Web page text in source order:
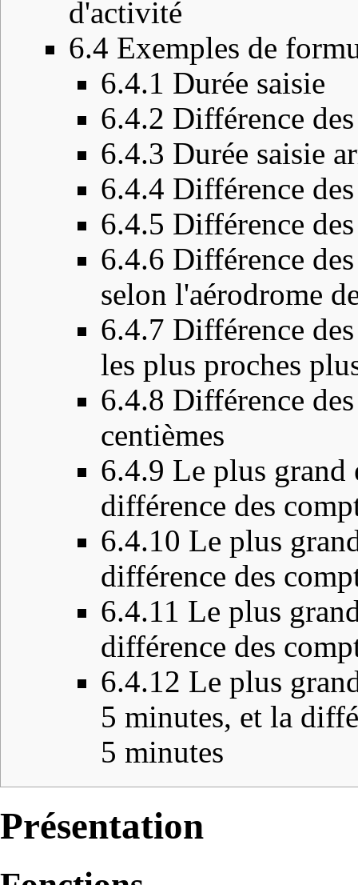
d'activité
6.4 Exemples de
6.4.1 Durée saisie
6.4.2 Différence
6.4.3 Durée saisie
6.4.4 Différence
6.4.5 Différence
6.4.6 Différence
selon l'aérodrome
6.4.7 Différence
les plus proches
6.4.8 Différence
centièmes
6.4.9 Le plus grand
différence des
6.4.10 Le plus
différence des
6.4.11 Le plus
différence des
6.4.12 Le plus
5 minutes, et la
5 minutes
Présentation